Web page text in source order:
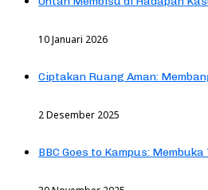
10 Januari 2026
Ciptakan Ruang Aman:
2 Desember 2025
BBC Goes to Kampus: